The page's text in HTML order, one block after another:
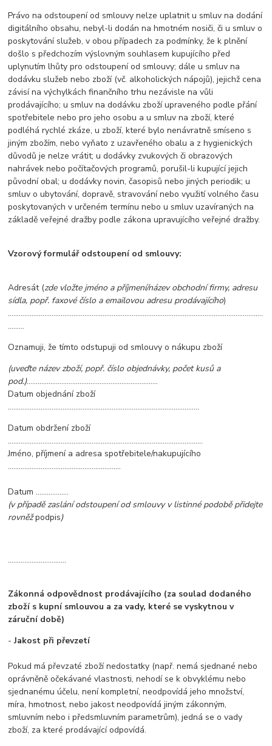
Právo na odstoupení od smlouvy nelze uplatnit u smluv na dodání
digitálního obsahu, nebyl-li dodán na hmotném nosiči, či u smluv o
poskytování služeb, v obou případech za podmínky, že k plnění
došlo s předchozím výslovným souhlasem kupujícího před
uplynutím lhůty pro odstoupení od smlouvy; dále u smluv na
dodávku služeb nebo zboží (vč. alkoholických nápojů), jejichž cena
závisí na výchylkách finančního trhu nezávisle na vůli
prodávajícího; u smluv na dodávku zboží upraveného podle přání
spotřebitele nebo pro jeho osobu a u smluv na zboží, které
podléhá rychlé zkáze, u zboží, které bylo nenávratně smíseno s
jiným zbožím, nebo vyňato z uzavřeného obalu a z hygienických
důvodů je nelze vrátit; u dodávky zvukových či obrazových
nahrávek nebo počítačových programů, porušil-li kupující jejich
původní obal; u dodávky novin, časopisů nebo jiných periodik; u
smluv o ubytování, dopravě, stravování nebo využití volného času
poskytovaných v určeném termínu nebo u smluv uzavíraných na
základě veřejné dražby podle zákona upravujícího veřejné dražby.
Vzorový formulář odstoupení od smlouvy:
Adresát (zde vložte jméno a příjmení/název obchodní firmy, adresu
sídla, popř. faxové číslo a emailovou adresu prodávajícího)
….........................................................................................................................................
.........
Oznamuji, že tímto odstupuji od smlouvy o nákupu zboží
(uveďte název zboží, popř. číslo objednávky, počet kusů a
pod.)........................................................................
Datum objednání zboží
…......................................................................................................
Datum obdržení zboží
…........................................................................................................
Jméno, příjmení a adresa spotřebitele/nakupujícího
..............................................................
Datum …...............
(v případě zaslání odstoupení od smlouvy v listinné podobě přidejte
rovněžpodpis)
................................
Zákonná odpovědnost prodávajícího (za soulad dodaného
zboží s kupní smlouvou a za vady, které se vyskytnou v
záruční době)
-Jakost při převzetí
Pokud má převzaté zboží nedostatky (např. nemá sjednané nebo
oprávněně očekávané vlastnosti, nehodí se k obvyklému nebo
sjednanému účelu, není kompletní, neodpovídá jeho množství,
míra, hmotnost, nebo jakost neodpovídá jiným zákonným,
smluvním nebo i předsmluvním parametrům), jedná se o vady
zboží, za které prodávající odpovídá.